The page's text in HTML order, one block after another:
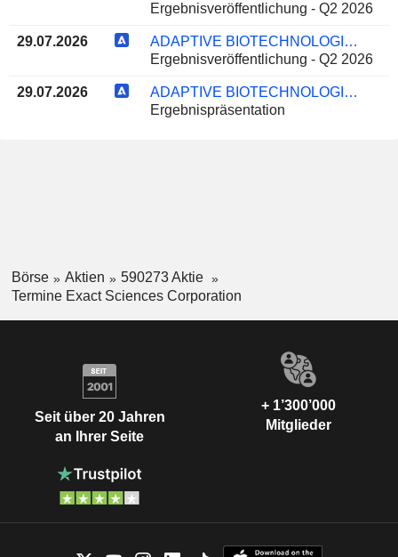
Ergebnisveröffentlichung - Q2 2026
29.07.2026
ADAPTIVE BIOTECHNOLOGIES CORPORATION
Ergebnisveröffentlichung - Q2 2026
29.07.2026
ADAPTIVE BIOTECHNOLOGIES CORPORATION
Ergebnispräsentation
Börse Aktien
590273 Aktie
Termine Exact Sciences Corporation
Seit über 20 Jahren
an Ihrer Seite
+ 1’300’000
Mitglieder